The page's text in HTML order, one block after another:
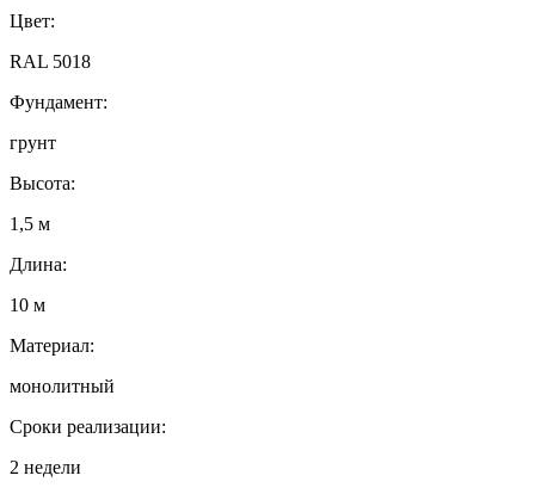
Цвет:
RAL 5018
Фундамент:
грунт
Высота:
1,5 м
Длина:
10 м
Материал:
монолитный
Сроки реализации:
2 недели